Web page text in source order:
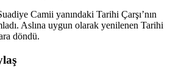
Camii yanındaki Tarihi Çarşı’nın
Aslına uygun olarak yenilenen Tarihi
döndü.